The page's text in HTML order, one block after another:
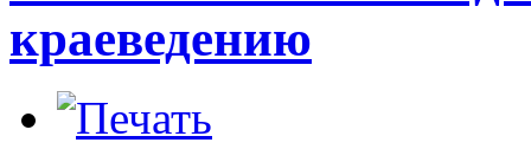
краеведению